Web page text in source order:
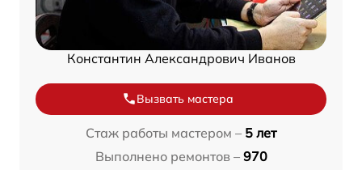
Константин Александрович Иванов
Вызвать мастера
Стаж работы мастером – 5 лет
Выполнено ремонтов – 970